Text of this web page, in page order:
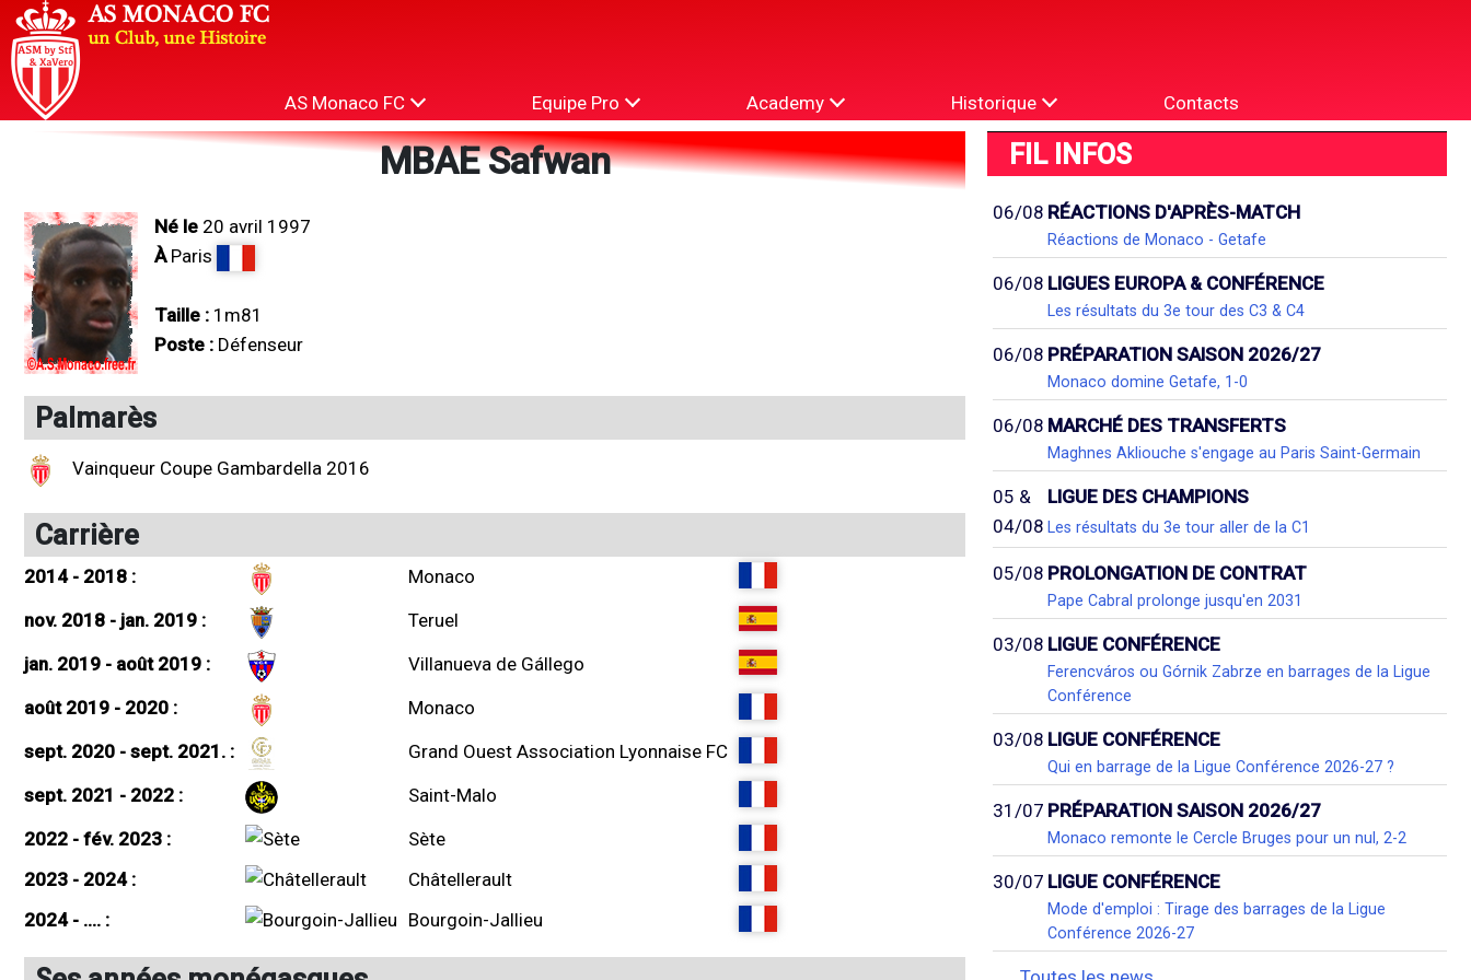
AS Monaco FC Equipe Pro Academy Historique Contacts
MBAE Safwan
Né le 20 avril 1997
ÀParis
Taille : 1m81
Poste : Défenseur
Palmarès
Vainqueur Coupe Gambardella 2016
Carrière
2014 - 2018 :
Monaco
nov. 2018 - jan. 2019 :
Teruel
jan. 2019 - août 2019 :
Villanueva de Gállego
août 2019 - 2020 :
Monaco
sept. 2020 - sept. 2021. :
Grand Ouest Association Lyonnaise FC
sept. 2021 - 2022 :
Saint-Malo
2022 - fév. 2023 :
Sète
2023 - 2024 :
Châtellerault
2024 - .... :
Bourgoin-Jallieu
FIL INFOS
06/08 RÉACTIONS D'APRÈS-MATCH
Réactions de Monaco - Getafe
06/08 LIGUES EUROPA & CONFÉRENCE
Les résultats du 3e tour des C3 & C4
06/08 PRÉPARATION SAISON 2026/27
Monaco domine Getafe, 1-0
06/08 MARCHÉ DES TRANSFERTS
Maghnes Akliouche s'engage au Paris Saint-Germain
05 &
04/08
LIGUE DES CHAMPIONS
Les résultats du 3e tour aller de la C1
05/08 PROLONGATION DE CONTRAT
Pape Cabral prolonge jusqu'en 2031
03/08 LIGUE CONFÉRENCE
Ferencváros ou Górnik Zabrze en barrages de la Ligue
Conférence
03/08 LIGUE CONFÉRENCE
Qui en barrage de la Ligue Conférence 2026-27 ?
31/07 PRÉPARATION SAISON 2026/27
Monaco remonte le Cercle Bruges pour un nul, 2-2
30/07 LIGUE CONFÉRENCE
Mode d'emploi : Tirage des barrages de la Ligue
Conférence 2026-27